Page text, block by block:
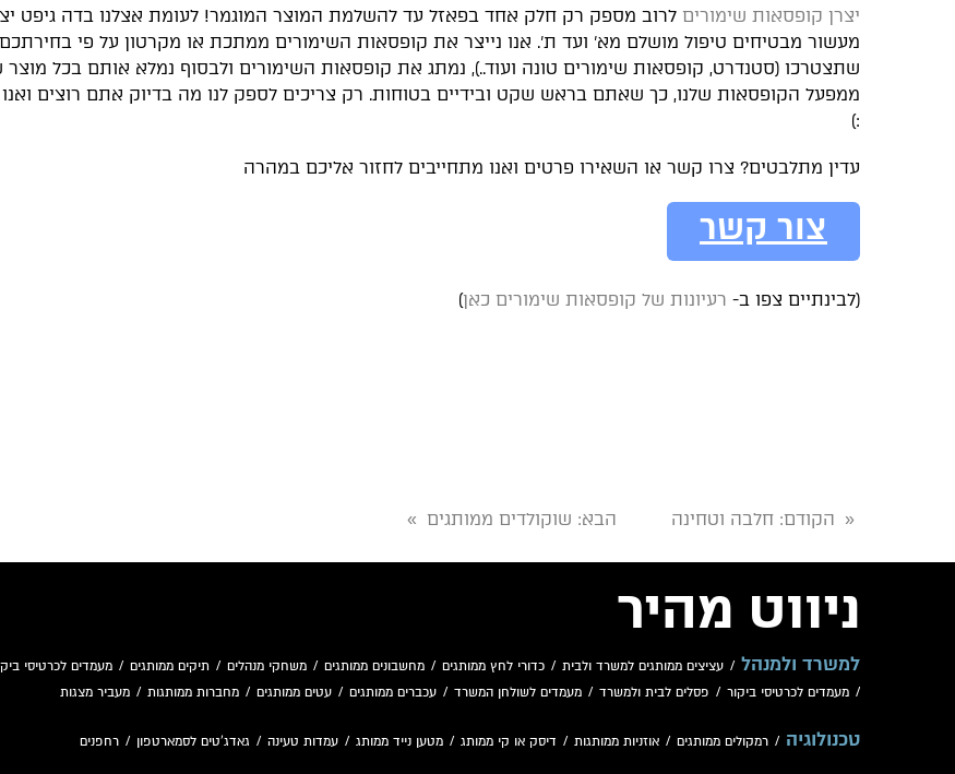
יצרן קופסאות שימורים לרוב מספק רק חלק אחד בפאזל עד להשלמת המוצר המוגמר! לעומת אצלנו בדה גיפט
מעשור מבטיחים טיפול מושלם מא' ועד ת'. אנו נייצר את קופסאות השימורים ממתכת או מקרטון על פי
שתצטרכו (סטנדרט, קופסאות שימורים טונה ועוד..), נמתג את קופסאות השימורים ולבסוף נמלא אותם בכל מוצר
ממפעל הקופסאות שלנו, כך שאתם בראש שקט ובידיים בטוחות. רק צריכים לספק לנו מה בדיוק אתם רוצים
:)
עדין מתלבטים? צרו קשר או השאירו פרטים ואנו מתחייבים לחזור אליכם במהרה
צור קשר
(לבינתיים צפו ב- רעיונות של קופסאות שימורים כאן)
« הקודם: חלבה וטחינה הבא: שוקולדים ממותגים »
ניווט מהיר
למשרד ולמנהל / עציצים ממותגים למשרד ולבית / כדורי לחץ ממותגים / מחשבונים ממותגים / משחקי מנהלים / תיקים ממותגים / מעמדים לכרטיסי
/ מעמדים לכרטיסי ביקור / פסלים לבית ולמשרד / מעמדים לשולחן המשרד / עכברים ממותגים / עטים ממותגים / מחברות ממותגות / מעביר מצגות
טכנולוגיה / רמקולים ממותגים / אוזניות ממותגות / דיסק או קי ממותג / מטען נייד ממותג / עמדות טעינה / גאדג'טים לסמארטפון / רחפנים